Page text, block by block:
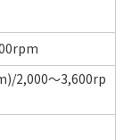
2,000〜3,600rp